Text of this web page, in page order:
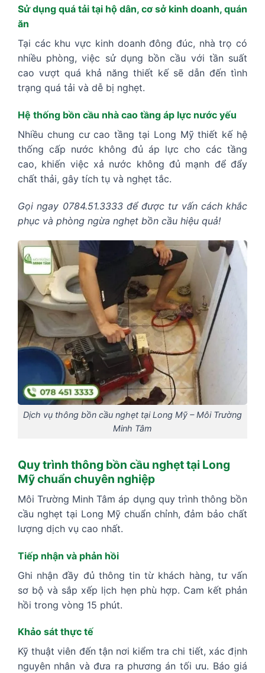
Sử dụng quá tải tại hộ dân, cơ sở kinh doanh, quán
ăn
Tại các khu vực kinh doanh đông đúc, nhà trọ có
nhiều phòng, việc sử dụng bồn cầu với tần suất
cao vượt quá khả năng thiết kế sẽ dẫn đến tình
trạng quá tải và dễ bị nghẹt.
Hệ thống bồn cầu nhà cao tầng áp lực nước yếu
Nhiều chung cư cao tầng tại Long Mỹ thiết kế hệ
thống cấp nước không đủ áp lực cho các tầng
cao, khiến việc xả nước không đủ mạnh để đẩy
chất thải, gây tích tụ và nghẹt tắc.
Gọi ngay 0784.51.3333 để được tư vấn cách khắc
phục và phòng ngừa nghẹt bồn cầu hiệu quả!
Dịch vụ thông bồn cầu nghẹt tại Long Mỹ – Môi Trường
Minh Tâm
Quy trình thông bồn cầu nghẹt tại Long
Mỹ chuẩn chuyên nghiệp
Môi Trường Minh Tâm áp dụng quy trình thông bồn
cầu nghẹt tại Long Mỹ chuẩn chỉnh, đảm bảo chất
lượng dịch vụ cao nhất.
Tiếp nhận và phản hồi
Ghi nhận đầy đủ thông tin từ khách hàng, tư vấn
sơ bộ và sắp xếp lịch hẹn phù hợp. Cam kết phản
hồi trong vòng 15 phút.
Khảo sát thực tế
Kỹ thuật viên đến tận nơi kiểm tra chi tiết, xác định
nguyên nhân và đưa ra phương án tối ưu. Báo giá